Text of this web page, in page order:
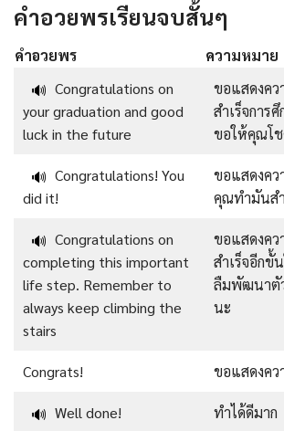
คำอวยพรเรียนจบสั้นๆ
คำอวยพร
ความหมาย
🔊 Congratulations on
your graduation and good
luck in the future
ขอแสดงคว
สำเร็จการ
ขอให้คุณโ
🔊 Congratulations! You
did it!
ขอแสดงค
คุณทำมันส
🔊 Congratulations on
completing this important
life step. Remember to
always keep climbing the
stairs
ขอแสดงคว
สำเร็จอีกขั้
ลืมพัฒนาตัว
นะ
Congrats! ขอแสดงค
🔊 Well done! ทำได้ดีมาก